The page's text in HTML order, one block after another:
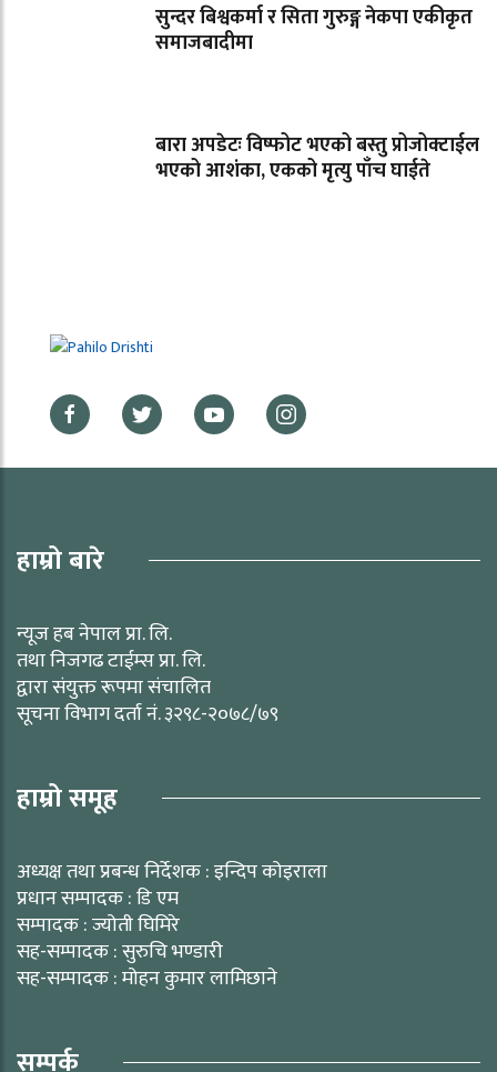
सुन्दर बिश्वकर्मा र सिता गुरुङ्ग नेकपा एकीकृत
समाजबादीमा
बारा अपडेटः विष्फोट भएको बस्तु प्रोजोक्टाईल
भएको आशंका, एकको मृत्यु पाँच घाईते
हाम्रो बारे
न्यूज हब नेपाल प्रा. लि.
तथा निजगढ टाईम्स प्रा. लि.
द्वारा संयुक्त रूपमा संचालित
सूचना विभाग दर्ता नं. ३२९८-२०७८/७९
हाम्रो समूह
अध्यक्ष तथा प्रबन्ध निर्देशक : इन्दिप कोइराला
प्रधान सम्पादक : डि एम
सम्पादक : ज्योती घिमिरे
सह-सम्पादक : सुरुचि भण्डारी
सह-सम्पादक : मोहन कुमार लामिछाने
सम्पर्क